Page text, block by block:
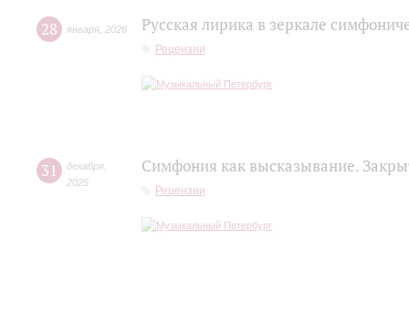
28 января 2026 Русская лирика в зеркале
Рецензии
31 декабря
2025
Симфония как высказывание.
Рецензии